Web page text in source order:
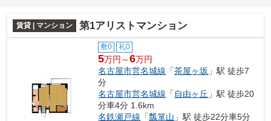
賃貸 | マンション 第1アリストマンション
敷0 礼0
5万円～6万円
名古屋市営名城線 「茶屋ヶ坂 」駅 徒歩7
分
名古屋市営名城線 「 自由ヶ丘 」駅 徒歩20
分車4分 1.6km
名鉄瀬戸線 「瓢箪山 」駅 徒歩22分車5分